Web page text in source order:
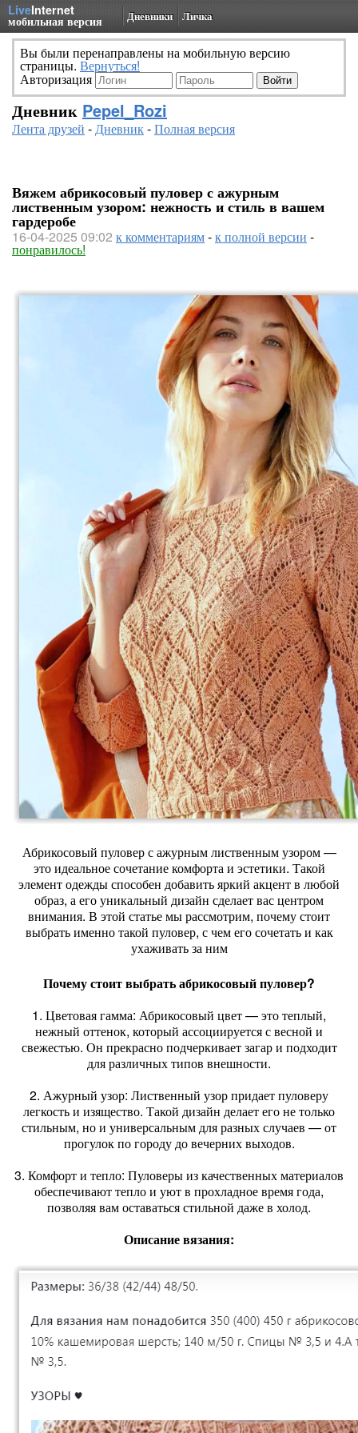
LiveInternet
мобильная версия Дневники Личка
Вы были перенаправлены на мобильную версию
страницы. Вернуться!
Авторизация
Дневник Pepel_Rozi
Лента друзей -Дневник-Полная версия
Вяжем абрикосовый пуловер с ажурным
лиственным узором: нежность и стиль в вашем
гардеробе
16-04-2025 09:02 к комментариям-к полной версии -
понравилось!
Абрикосовый пуловер с ажурным лиственным узором —
это идеальное сочетание комфорта и эстетики. Такой
элемент одежды способен добавить яркий акцент в любой
образ, а его уникальный дизайн сделает вас центром
внимания. В этой статье мы рассмотрим, почему стоит
выбрать именно такой пуловер, с чем его сочетать и как
ухаживать за ним
Почему стоит выбрать абрикосовый пуловер?
1. Цветовая гамма: Абрикосовый цвет — это теплый,
нежный оттенок, который ассоциируется с весной и
свежестью. Он прекрасно подчеркивает загар и подходит
для различных типов внешности.
2. Ажурный узор: Лиственный узор придает пуловеру
легкость и изящество. Такой дизайн делает его не только
стильным, но и универсальным для разных случаев — от
прогулок по городу до вечерних выходов.
3. Комфорт и тепло: Пуловеры из качественных материалов
обеспечивают тепло и уют в прохладное время года,
позволяя вам оставаться стильной даже в холод.
Описание вязания: